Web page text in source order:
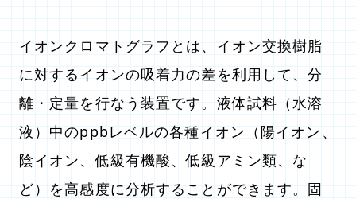
イオンクロマトグラフとは、イオン交換樹脂
に対するイオンの吸着力の差を利用して、分
離・定量を行なう装置です。液体試料（水溶
液）中のppbレベルの各種イオン（陽イオン、
陰イオン、低級有機酸、低級アミン類、な
ど）を高感度に分析することができます。固